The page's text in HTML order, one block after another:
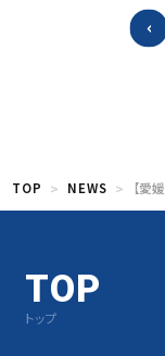
TOP NEWS 【愛
TOP
トップ